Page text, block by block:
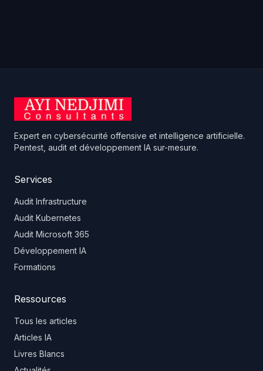
Expert en cybersécurité offensive et intelligence artificielle.
Pentest, audit et développement IA sur-mesure.
Services
Audit Infrastructure
Audit Kubernetes
Audit Microsoft 365
Développement IA
Formations
Ressources
Tous les articles
Articles IA
Livres Blancs